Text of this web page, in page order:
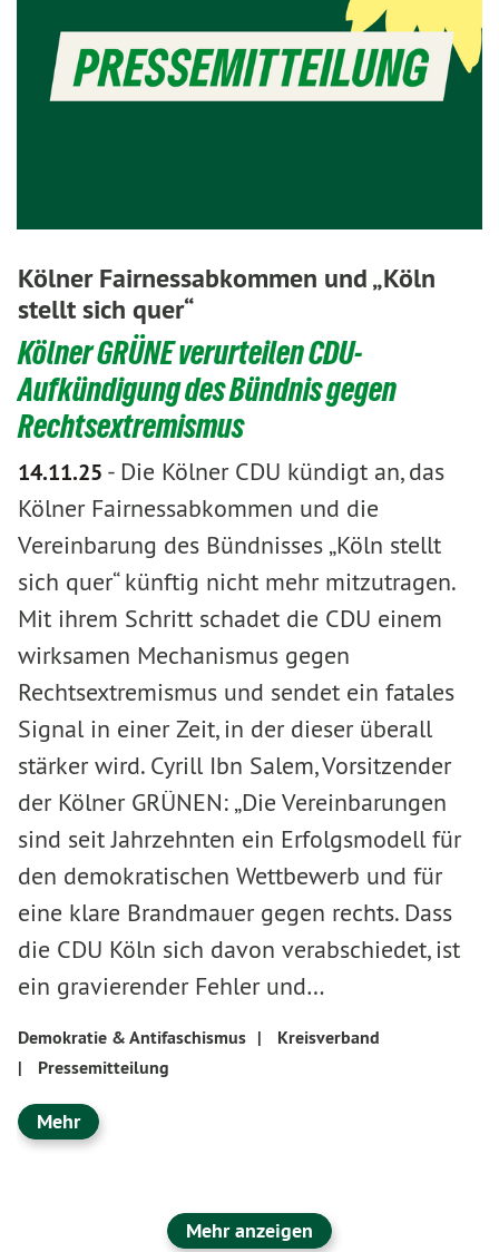
Kölner Fairnessabkommen und „Köln
stellt sich quer“
Kölner GRÜNE verurteilen CDU-
Aufkündigung des Bündnis gegen
Rechtsextremismus
14.11.25 - Die Kölner CDU kündigt an, das
Kölner Fairnessabkommen und die
Vereinbarung des Bündnisses „Köln stellt
sich quer“ künftig nicht mehr mitzutragen.
Mit ihrem Schritt schadet die CDU einem
wirksamen Mechanismus gegen
Rechtsextremismus und sendet ein fatales
Signal in einer Zeit, in der dieser überall
stärker wird. Cyrill Ibn Salem, Vorsitzender
der Kölner GRÜNEN: „Die Vereinbarungen
sind seit Jahrzehnten ein Erfolgsmodell für
den demokratischen Wettbewerb und für
eine klare Brandmauer gegen rechts. Dass
die CDU Köln sich davon verabschiedet, ist
ein gravierender Fehler und…
Demokratie & Antifaschismus |
Kreisverband
|
Pressemitteilung
Mehr
Mehr anzeigen